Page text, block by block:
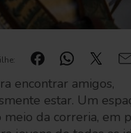
encontrar amigos,
estar. Um
da correria, em